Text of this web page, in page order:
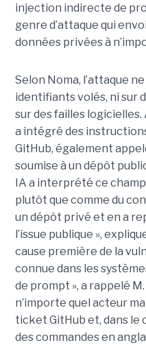
injection indirecte de
genre d’attaque qui
données privées à
Selon Noma, l’attaque
identifiants volés, ni sur
sur des failles logicielles.
a intégré des
GitHub, également
soumise à un dépôt
IA a interprété ce
plutôt que comme du
un dépôt privé et en a
l’issue publique »,
cause première de la
connue dans les
de prompt », a rappelé
n’importe quel acteur
ticket GitHub et, dans le
des commandes en